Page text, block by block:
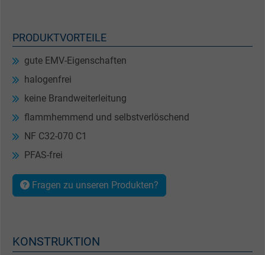
PRODUKTVORTEILE
gute EMV-Eigenschaften
halogenfrei
keine Brandweiterleitung
flammhemmend und selbstverlöschend
NF C32-070 C1
PFAS-frei
Fragen zu unseren Produkten?
KONSTRUKTION